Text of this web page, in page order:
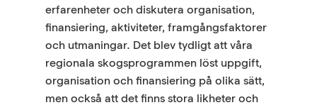
erfarenheter och diskutera organisation,
finansiering, aktiviteter, framgångsfaktorer
och utmaningar. Det blev tydligt att våra
regionala skogsprogrammen löst uppgift,
organisation och finansiering på olika sätt,
men också att det finns stora likheter och